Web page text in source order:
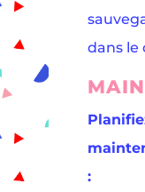
dans le
: